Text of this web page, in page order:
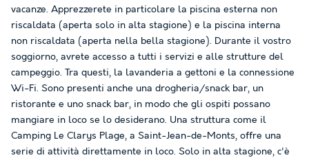
vacanze. Apprezzerete in particolare la piscina esterna non
riscaldata (aperta solo in alta stagione) e la piscina interna
non riscaldata (aperta nella bella stagione). Durante il vostro
soggiorno, avrete accesso a tutti i servizi e alle strutture del
campeggio. Tra questi, la lavanderia a gettoni e la connessione
Wi-Fi. Sono presenti anche una drogheria/snack bar, un
ristorante e uno snack bar, in modo che gli ospiti possano
mangiare in loco se lo desiderano. Una struttura come il
Camping Le Clarys Plage, a Saint-Jean-de-Monts, offre una
serie di attività direttamente in loco. Solo in alta stagione, c'è